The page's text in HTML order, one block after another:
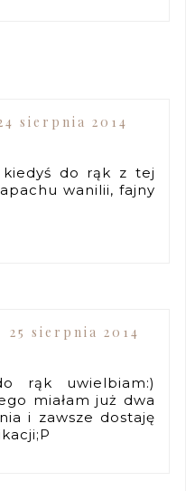
sierpnia 2014
kiedyś do rąk z tej
wanilii, fajny
25 sierpnia 2014
rąk uwielbiam:)
miałam już dwa
i zawsze dostaję